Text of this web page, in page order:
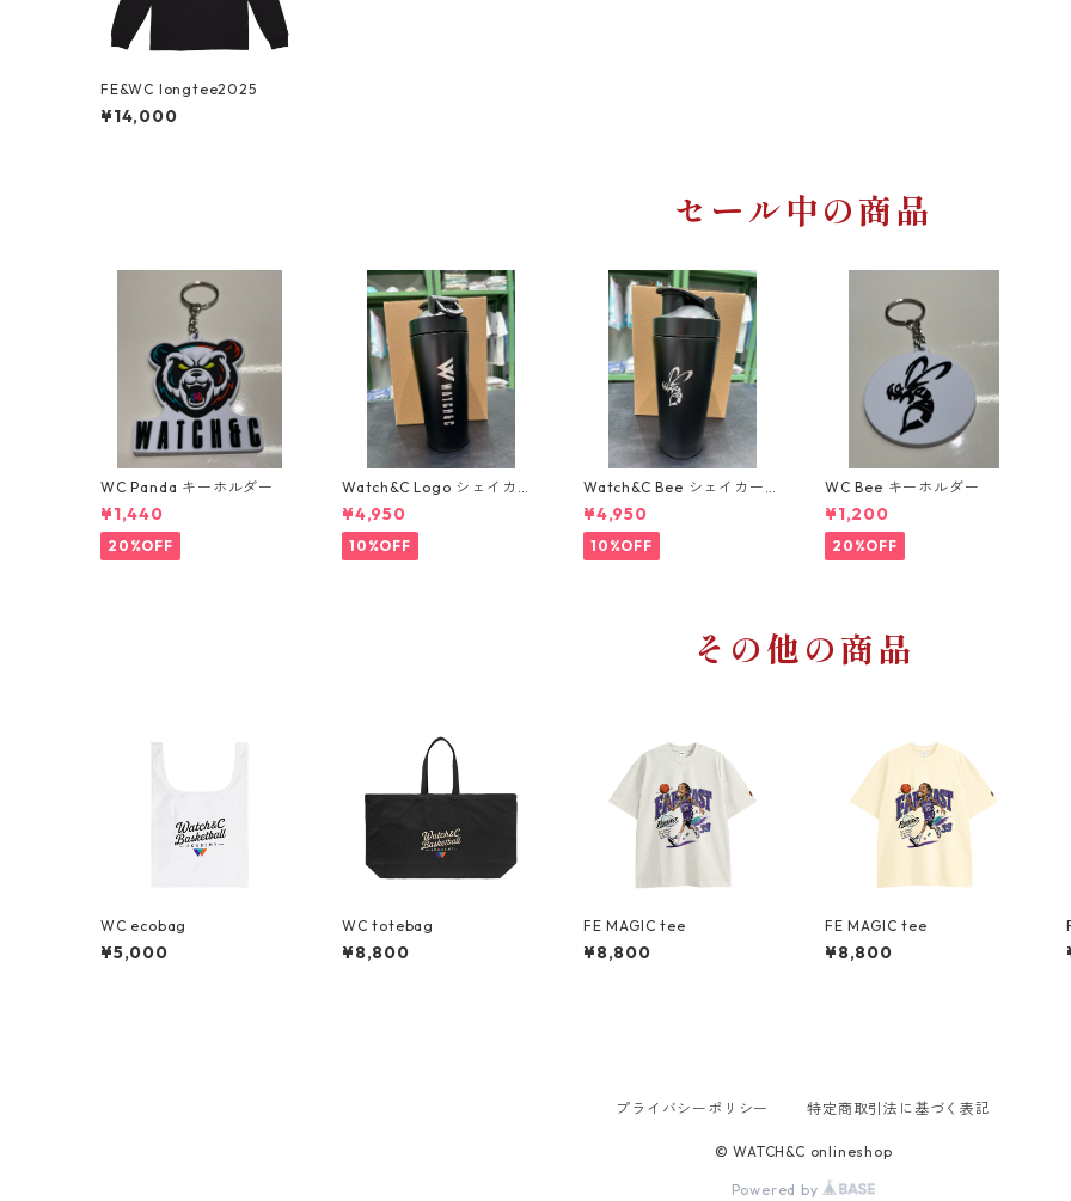
FE&WC longtee2025
¥14,000
セール中の商品
WC Panda キーホルダー
¥1,440
20%OFF
Watch&C Logo シェイカ
ー Web限定10個‼️
¥4,950
10%OFF
Watch&C Bee シェイカー
Web限定10点‼️
¥4,950
10%OFF
WC Bee キーホルダー
¥1,200
20%OFF
その他の商品
WC ecobag
¥5,000
WC totebag
¥8,800
FE MAGIC tee
¥8,800
FE MAGIC tee
¥8,800
プライバシーポリシー 特定商取引法に基づく表記
© WATCH&C onlineshop
Powered by